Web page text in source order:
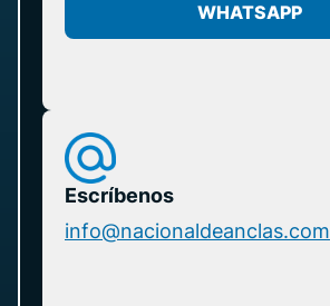
WHATSAPP
Escríbenos
info@nacionaldeanclas.com